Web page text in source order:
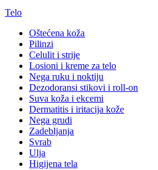
Telo
Oštećena koža
Pilinzi
Celulit i strije
Losioni i kreme za telo
Nega ruku i noktiju
Dezodoransi stikovi i roll-on
Suva koža i ekcemi
Dermatitis i iritacija kože
Nega grudi
Zadebljanja
Svrab
Ulja
Higijena tela